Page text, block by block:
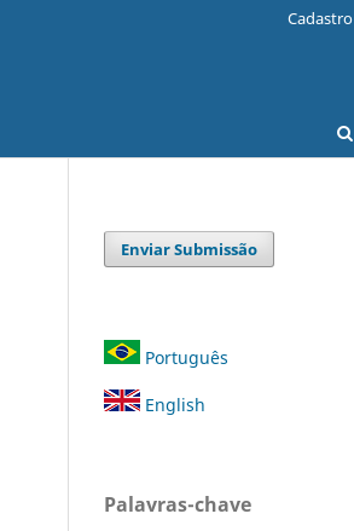
Cadastro
Enviar Submissão
Português
English
Palavras-chave